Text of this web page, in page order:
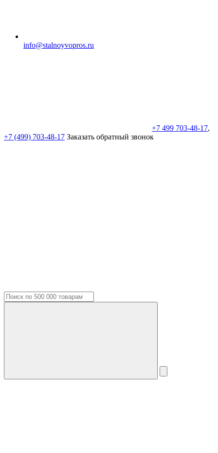
info@stalnoyvopros.ru
+7 499 703-48-17,
+7 (499) 703-48-17 Заказать обратный звонок